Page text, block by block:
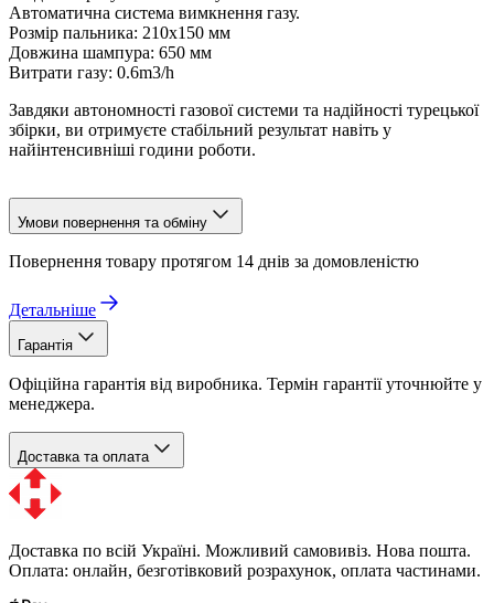
Автоматична система вимкнення газу.
Розмір пальника: 210х150 мм
Довжина шампура: 650 мм
Витрати газу: 0.6m3/h
Завдяки автономності газової системи та надійності турецької
збірки, ви отримуєте стабільний результат навіть у
найінтенсивніші години роботи.
Умови повернення та обміну
Повернення товару протягом 14 днів за домовленістю
Детальніше
Гарантія
Офіційна гарантія від виробника. Термін гарантії уточнюйте у
менеджера.
Доставка та оплата
Доставка по всій Україні. Можливий самовивіз. Нова пошта.
Оплата: онлайн, безготівковий розрахунок, оплата частинами.